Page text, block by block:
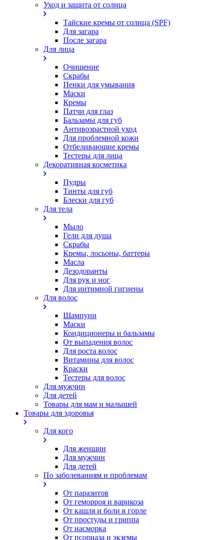
Уход и защита от солнца
Тайские кремы от солнца (SPF)
Для загара
После загара
Для лица
Очищение
Скрабы
Пенки для умывания
Маски
Кремы
Патчи для глаз
Бальзамы для губ
Антивозрастной уход
Для проблемной кожи
Oтбеливающие кремы
Тестеры для лица
Декоративная косметика
Пудры
Тинты для губ
Блески для губ
Для тела
Мыло
Гели для душа
Скрабы
Кремы, лосьоны, баттеры
Масла
Дезодоранты
Для рук и ног
Для интимной гигиены
Для волос
Шампуни
Маски
Кондиционеры и бальзамы
От выпадения волос
Для роста волос
Витамины для волос
Краски
Тестеры для волос
Для мужчин
Для детей
Товары для мам и малышей
Товары для здоровья
Для кого
Для женщин
Для мужчин
Для детей
По заболеваниям и проблемам
От паразитов
Oт геморроя и варикоза
От кашля и боли в горле
От простуды и гриппа
От насморка
Oт псориаза и экземы